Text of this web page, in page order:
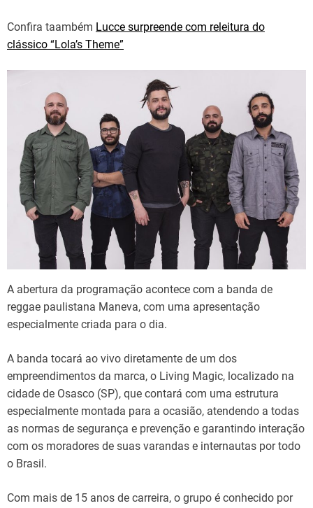
Confira taambém Lucce surpreende com releitura do
clássico “Lola’s Theme”
A abertura da programação acontece com a banda de
reggae paulistana Maneva, com uma apresentação
especialmente criada para o dia.
A banda tocará ao vivo diretamente de um dos
empreendimentos da marca, o Living Magic, localizado na
cidade de Osasco (SP), que contará com uma estrutura
especialmente montada para a ocasião, atendendo a todas
as normas de segurança e prevenção e garantindo interação
com os moradores de suas varandas e internautas por todo
o Brasil.
Com mais de 15 anos de carreira, o grupo é conhecido por